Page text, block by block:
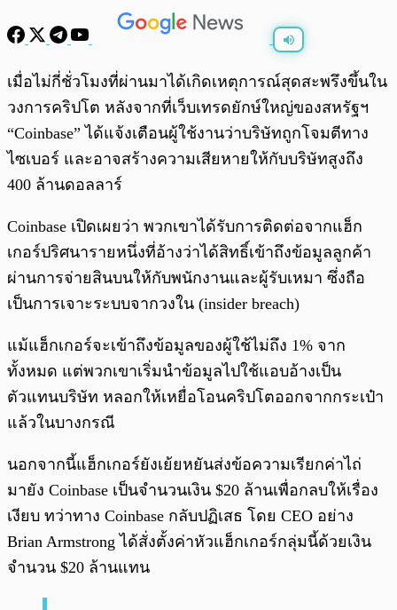
พร้อมเล่น /0:00
เมื่อไม่กี่ชั่วโมงที่ผ่านมาได้เกิดเหตุการณ์สุดสะพรึงขึ้นใน
วงการคริปโต หลังจากที่เว็บเทรดยักษ์ใหญ่ของสหรัฐฯ
“Coinbase” ได้แจ้งเตือนผู้ใช้งานว่าบริษัทถูกโจมตีทาง
ไซเบอร์ และอาจสร้างความเสียหายให้กับบริษัทสูงถึง
400 ล้านดอลลาร์
Coinbase เปิดเผยว่า พวกเขาได้รับการติดต่อจากแฮ็ก
เกอร์ปริศนารายหนึ่งที่อ้างว่าได้สิทธิ์เข้าถึงข้อมูลลูกค้า
ผ่านการจ่ายสินบนให้กับพนักงานและผู้รับเหมา ซึ่งถือ
เป็นการเจาะระบบจากวงใน (insider breach)
แม้แฮ็กเกอร์จะเข้าถึงข้อมูลของผู้ใช้ไม่ถึง 1% จาก
ทั้งหมด แต่พวกเขาเริ่มนำข้อมูลไปใช้แอบอ้างเป็น
ตัวแทนบริษัท หลอกให้เหยื่อโอนคริปโตออกจากกระเป๋า
แล้วในบางกรณี
นอกจากนี้แฮ็กเกอร์ยังเย้ยหยันส่งข้อความเรียกค่าไถ่
มายัง Coinbase เป็นจำนวนเงิน $20 ล้านเพื่อกลบให้เรื่อง
เงียบ ทว่าทาง Coinbase กลับปฏิเสธ โดย CEO อย่าง
Brian Armstrong ได้สั่งตั้งค่าหัวแฮ็กเกอร์กลุ่มนี้ด้วยเงิน
จำนวน $20 ล้านแทน